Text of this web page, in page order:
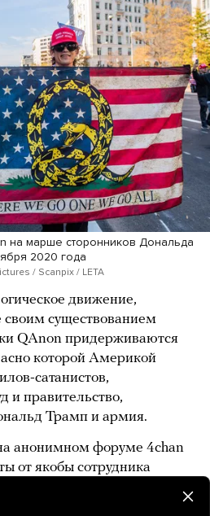
на марше сторонников Дональда
2020 года
/ Scanpix / LETA
движение,
своим существованием
QAnon придерживаются
которой Америкой
сатанистов,
и правительство,
Трамп и армия.
анонимном форуме 4chan
от якобы сотрудника
доступа
название движению.